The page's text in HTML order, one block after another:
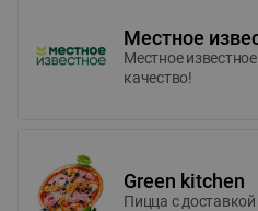
Местное
Местное
качество!
Green kitchen
Пицца c доставкой